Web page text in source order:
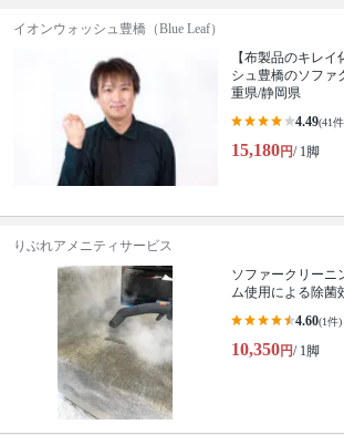
イオンウォッシュ豊橋（Blue Leaf）
【布製品のキレ
シュ豊橋のソファ
重県/静岡県
4.49(41
15,180円/ 1脚
りぶれアメニティサービス
ソファークリー
ム使用による除菌
4.60(1件)
10,350円/ 1脚